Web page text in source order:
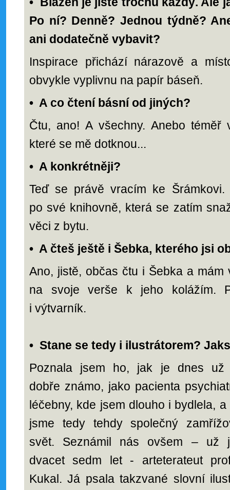
Po ní? Denně? Jednou týdně?
ani dodatečně vybavit?
Inspirace přichází nárazově a
obvykle vyplivnu na papír báseň.
• A co čtení básní od jiných?
Čtu, ano! A všechny. Anebo téměř
které se mě dotknou...
• A konkrétněji?
Teď se právě vracím ke Šrámkovi.
po své knihovně, která se zatím
věci z bytu.
• A čteš ještě i Šebka, kterého jsi
Ano, jistě, občas čtu i Šebka a
na svoje verše k jeho kolážím.
i výtvarník.
• Stane se tedy i ilustrátorem?
Poznala jsem ho, jak je dnes už
dobře známo, jako pacienta
léčebny, kde jsem dlouho i bydlela, a
jsme tedy tehdy společný
svět. Seznámil nás ovšem – už
dvacet sedm let - arteterateut
Kukal. Já psala takzvané slovní